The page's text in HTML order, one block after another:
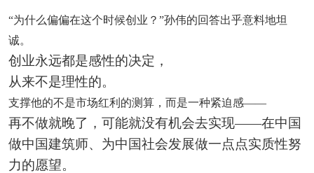
“为什么偏偏在这个时候创业？”孙伟的回答出乎意料地坦
诚。
创业永远都是感性的决定，
从来不是理性的。
支撑他的不是市场红利的测算，而是一种紧迫感——
再不做就晚了，可能就没有机会去实现——在中国
做中国建筑师、为中国社会发展做一点点实质性努
力的愿望。